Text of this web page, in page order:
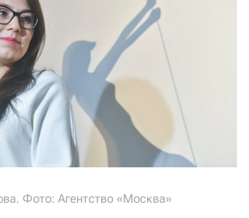
Фото: Агентство «Москва»